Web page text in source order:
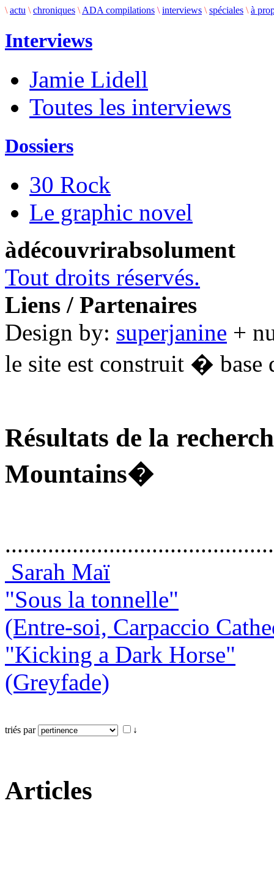
\ actu \ chroniques \ ADA compilations \ interviews \ spéciales \ à
Interviews
Jamie Lidell
Toutes les interviews
Dossiers
30 Rock
Le graphic novel
àdécouvrirabsolument
Tout droits réservés.
Liens / Partenaires
Design by: superjanine +
le site est construit � base
Résultats de la
Mountains�
Sarah Maï
"Sous la tonnelle"
(Entre-soi, Carpaccio
"Kicking a Dark Horse"
(Greyfade)
triés par ↓
Articles